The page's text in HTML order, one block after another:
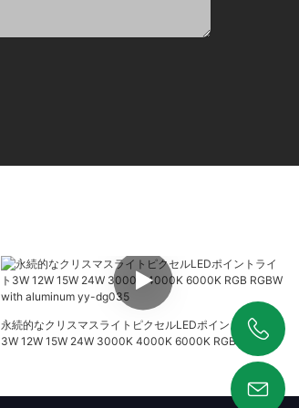
永続的なクリスマスライトピクセルLEDポイントライト
3W 12W 15W 24W 3000K 4000K 6000K RGB RGBW